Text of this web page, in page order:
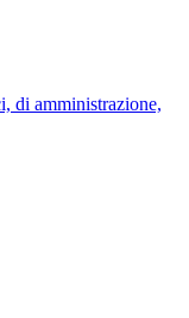
di amministrazione,